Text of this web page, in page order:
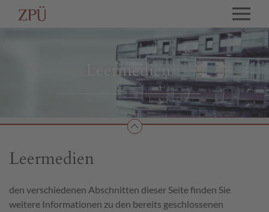
Leermedien
Leermedien
den verschiedenen Abschnitten dieser Seite finden Sie
weitere Informationen zu den bereits geschlossenen